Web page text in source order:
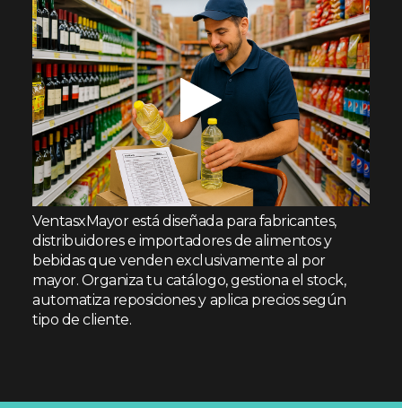
VentasxMayor está diseñada para fabricantes,
distribuidores e importadores de alimentos y
bebidas que venden exclusivamente al por
mayor. Organiza tu catálogo, gestiona el stock,
automatiza reposiciones y aplica precios según
tipo de cliente.